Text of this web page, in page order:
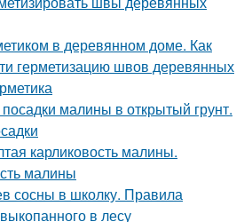
в деревянном доме. Как
герметизацию швов деревянных
малины в открытый грунт.
карликовость малины.
малины
сосны в школку. Правила
в лесу